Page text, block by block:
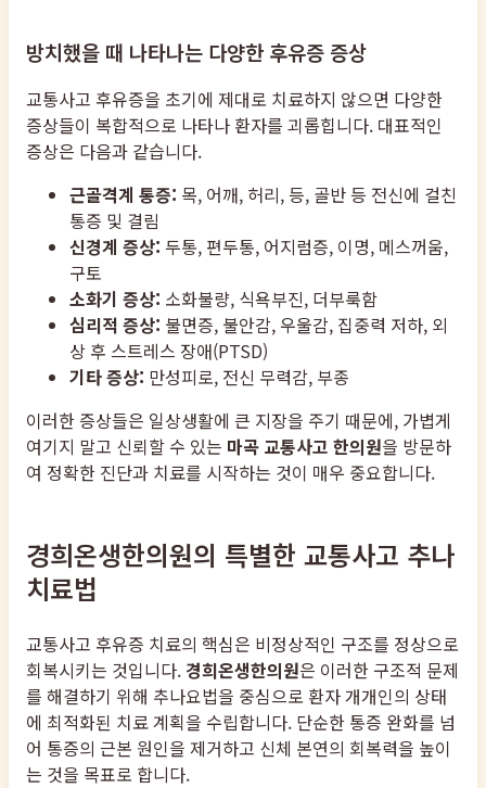
방치했을 때 나타나는 다양한 후유증 증상
교통사고 후유증을 초기에 제대로 치료하지 않으면 다양한
증상들이 복합적으로 나타나 환자를 괴롭힙니다. 대표적인
증상은 다음과 같습니다.
근골격계 통증: 목, 어깨, 허리, 등, 골반 등 전신에 걸친
통증 및 결림
신경계 증상: 두통, 편두통, 어지럼증, 이명, 메스꺼움,
구토
소화기 증상: 소화불량, 식욕부진, 더부룩함
심리적 증상: 불면증, 불안감, 우울감, 집중력 저하, 외
상 후 스트레스 장애(PTSD)
기타 증상: 만성피로, 전신 무력감, 부종
이러한 증상들은 일상생활에 큰 지장을 주기 때문에, 가볍게
여기지 말고 신뢰할 수 있는 마곡 교통사고 한의원을 방문하
여 정확한 진단과 치료를 시작하는 것이 매우 중요합니다.
경희온생한의원의 특별한 교통사고 추나
치료법
교통사고 후유증 치료의 핵심은 비정상적인 구조를 정상으로
회복시키는 것입니다. 경희온생한의원은 이러한 구조적 문제
를 해결하기 위해 추나요법을 중심으로 환자 개개인의 상태
에 최적화된 치료 계획을 수립합니다. 단순한 통증 완화를 넘
어 통증의 근본 원인을 제거하고 신체 본연의 회복력을 높이
는 것을 목표로 합니다.